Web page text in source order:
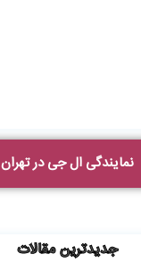
نمایندگی ال جی در تهران
جدیدترین مقالات